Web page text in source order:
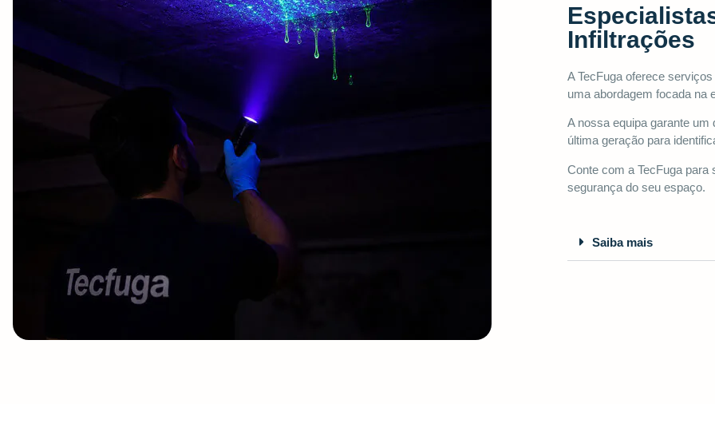
Infiltrações
A TecFuga oferece
uma abordagem focada na
A nossa equipa garante
última geração para
Conte com a TecFuga
segurança do seu espaço.
Saiba mais